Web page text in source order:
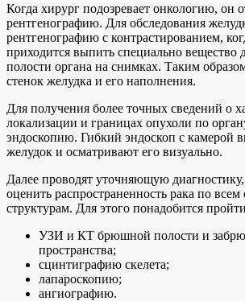
Когда хирург подозревает онкологию, он
рентгенографию. Для обследования
рентгенографию с контрастированием,
приходится выпить специально вещество
полости органа на снимках. Таким
стенок желудка и его наполнения.
Для получения более точных сведений о
локализации и границах опухоли по
эндоскопию. Гибкий эндоскоп с камерой
желудок и осматривают его визуально.
Далее проводят уточняющую
оценить распространенность рака по всем
структурам. Для этого понадобится
УЗИ и КТ брюшной полости и
пространства;
сцинтиграфию скелета;
лапароскопию;
ангиографию.